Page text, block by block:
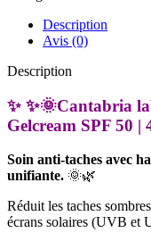
SPF
50
|
ML
Description
Avis (0)
Description
✨ ✨🌞Cantabria
Gelcream SPF 50 |
Soin anti-taches avec
unifiante. 🌞🌿
Réduit les taches
écrans solaires (UVB et